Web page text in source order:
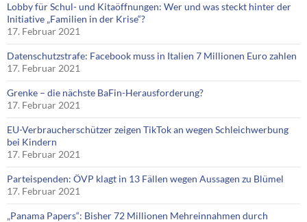
Lobby für Schul- und Kitaöffnungen: Wer und was steckt hinter der
Initiative „Familien in der Krise“?
17. Februar 2021
Datenschutzstrafe: Facebook muss in Italien 7 Millionen Euro zahlen
17. Februar 2021
Grenke – die nächste BaFin-Herausforderung?
17. Februar 2021
EU-Verbraucherschützer zeigen TikTok an wegen Schleichwerbung
bei Kindern
17. Februar 2021
Parteispenden: ÖVP klagt in 13 Fällen wegen Aussagen zu Blümel
17. Februar 2021
„Panama Papers“: Bisher 72 Millionen Mehreinnahmen durch